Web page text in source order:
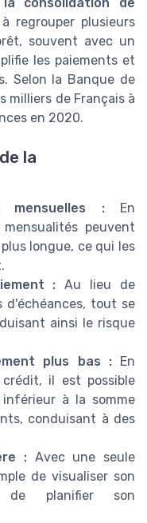
la consolidation de
regrouper plusieurs
souvent avec un
les paiements et
Selon la Banque de
milliers de Français à
en 2020.
la
mensuelles :En
peuvent
longue, ce qui les
: Au lieu de
d'échéances, tout se
ainsi le risque
plus bas :En
il est possible
à la somme
conduisant à des
: Avec une seule
de visualiser son
planifier son